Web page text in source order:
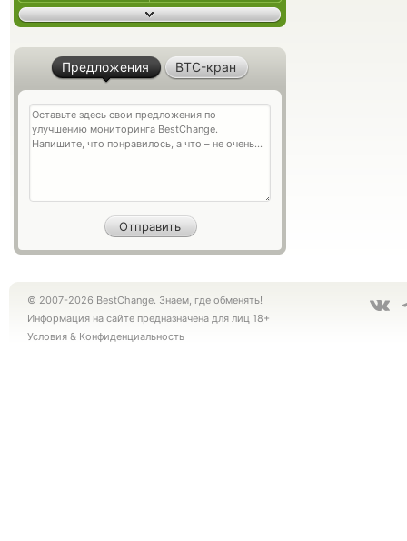
Предложения BTC-кран
© 2007-2026 BestChange. Знаем, где обменять!
Информация на сайте предназначена для лиц 18+
Условия & Конфиденциальность